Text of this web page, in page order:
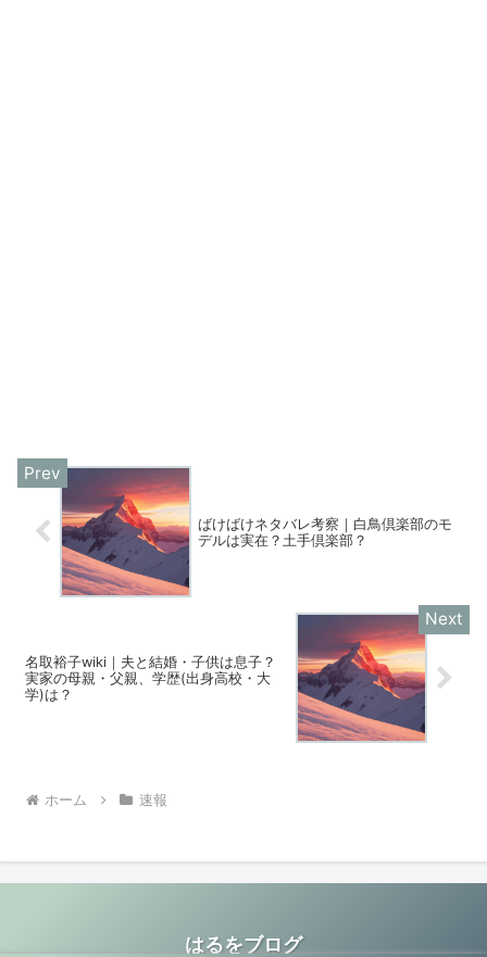
ばけばけネタバレ考察｜白鳥倶楽部のモ
デルは実在？土手倶楽部？
名取裕子wiki｜夫と結婚・子供は息子？
実家の母親・父親、学歴(出身高校・大
学)は？
ホーム 速報
はるをブログ